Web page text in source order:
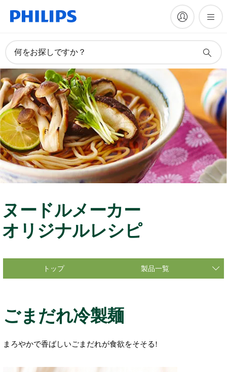
何をお探しですか？
ヌードルメーカー
オリジナルレシピ
トップ 製品一覧
ごまだれ冷製麺
まろやかで香ばしいごまだれが食欲をそそる!